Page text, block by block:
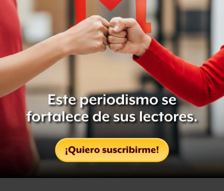
Argumentaron que los exámenes no son transparentes y
los practican jóvenes de entre 23 y 25 años que “no
conocen” el trabajo policial.
Mientras tanto,
la PGR informó que lleva a cabo un
proceso de reclutamiento a escala nacional para dotar
de nuevos agentes a la Ministerial
. Incluso, ya hizo una
selección de candidatos que cumplieron los requisitos
documentales, por lo que la próxima semana comenzará
la evaluación de conocimientos y aptitudes, y luego los
exámenes de confianza.
Leer nota completa enMilenio